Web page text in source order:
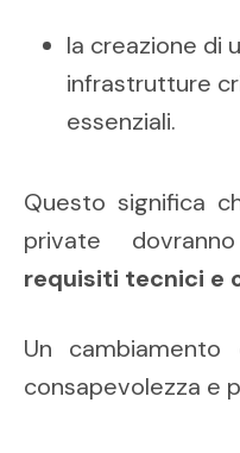
la creazione di
infrastrutture
essenziali.
Questo significa
private
requisiti tecnici e
Un
consapevolezza e